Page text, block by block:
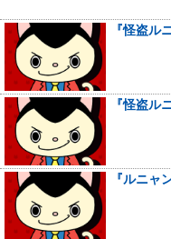
『怪盗ル
『怪盗ル
『ルニャ